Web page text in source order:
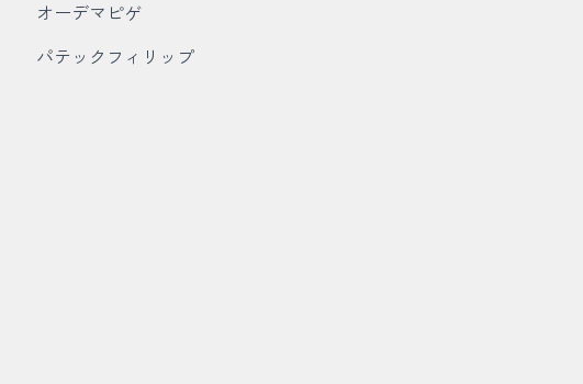
オーデマピゲ
パテックフィリップ